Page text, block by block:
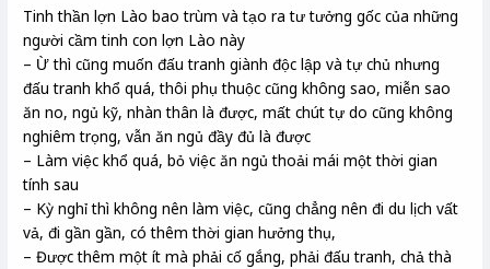
Tinh thần lợn Lào bao trùm và tạo ra tư tưởng gốc của những
người cầm tinh con lợn Lào này
– Ừ thì cũng muốn đấu tranh giành độc lập và tự chủ nhưng
đấu tranh khổ quá, thôi phụ thuộc cũng không sao, miễn sao
ăn no, ngủ kỹ, nhàn thân là được, mất chút tự do cũng không
nghiêm trọng, vẫn ăn ngủ đầy đủ là được
– Làm việc khổ quá, bỏ việc ăn ngủ thoải mái một thời gian
tính sau
– Kỳ nghỉ thì không nên làm việc, cũng chẳng nên đi du lịch vất
vả, đi gần gần, có thêm thời gian hưởng thụ,
– Được thêm một ít mà phải cố gắng, phải đấu tranh, chả thà